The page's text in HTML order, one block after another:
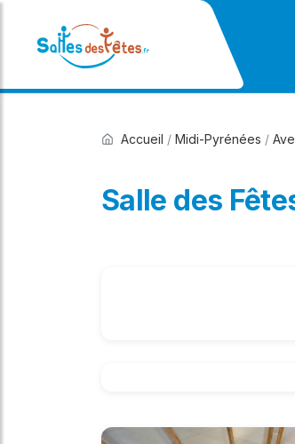
Accueil / Midi-Pyrénées /
Salle des